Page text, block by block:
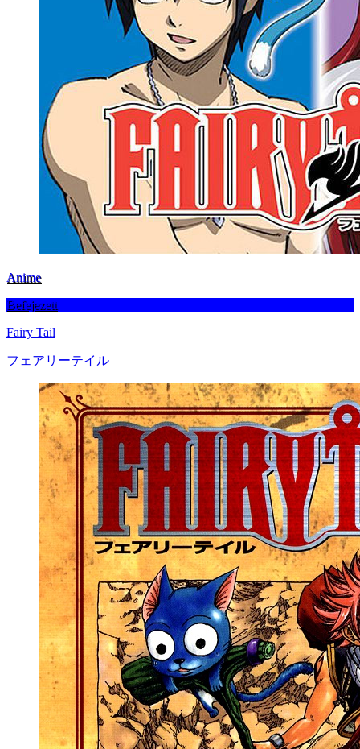
Anime
Befejezett
Fairy Tail
フェアリーテイル